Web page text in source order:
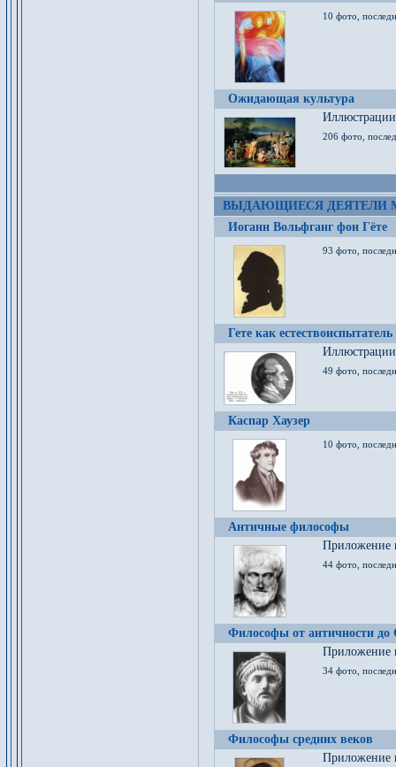
10 фото,
Ожидающая культура
206 фото,
ВЫДАЮЩИЕСЯ ДЕЯТЕЛИ
Иоганн Вольфганг фон Гёте
93 фото,
Гете как естествоиспытатель
49 фото,
Каспар Хаузер
10 фото,
Античные философы
Приложение
44 фото,
Философы от античности до
Приложение
34 фото,
Философы средних веков
Приложение